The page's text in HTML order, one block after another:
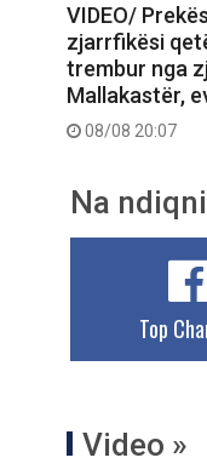
VIDEO/
zjarrfikësi
trembur nga
Mallakastër,
08/08 20:07
Na
Top
Video »